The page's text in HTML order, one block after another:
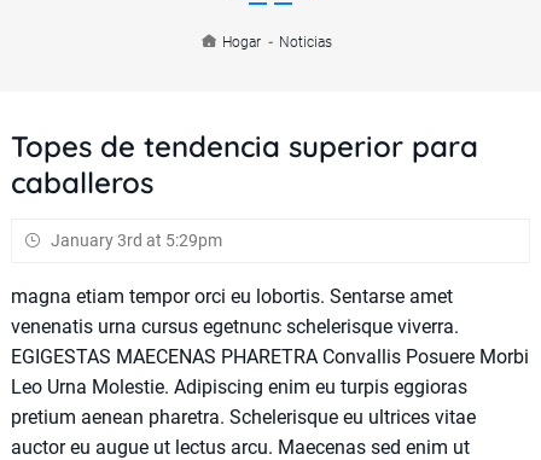
Hogar - Noticias
Topes de tendencia superior para
caballeros
January 3rd at 5:29pm
magna etiam tempor orci eu lobortis. Sentarse amet
venenatis urna cursus egetnunc schelerisque viverra.
EGIGESTAS MAECENAS PHARETRA Convallis Posuere Morbi
Leo Urna Molestie. Adipiscing enim eu turpis eggioras
pretium aenean pharetra. Schelerisque eu ultrices vitae
auctor eu augue ut lectus arcu. Maecenas sed enim ut